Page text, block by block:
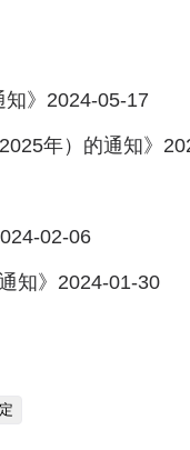
知》2024-05-17
年）的通知》
02-06
知》2024-01-30